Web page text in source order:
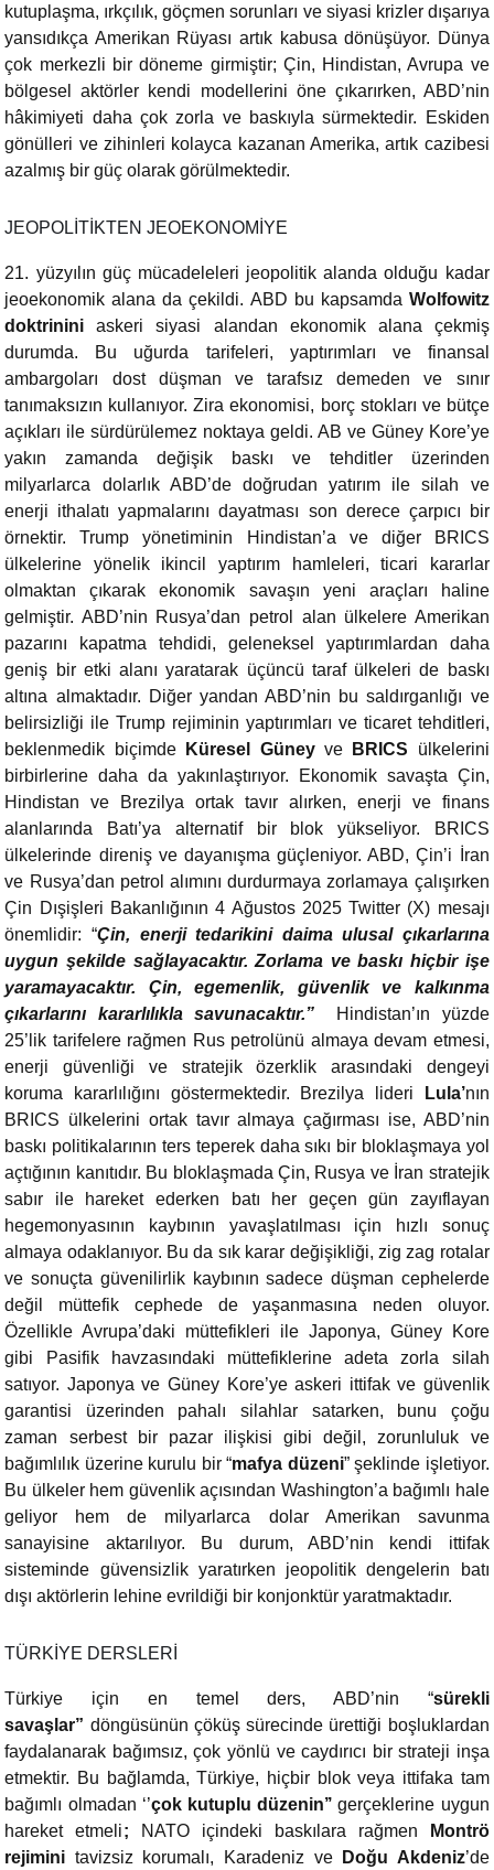
kutuplaşma, ırkçılık, göçmen sorunları ve siyasi krizler dışarıya
yansıdıkça Amerikan Rüyası artık kabusa dönüşüyor. Dünya
çok merkezli bir döneme girmiştir; Çin, Hindistan, Avrupa ve
bölgesel aktörler kendi modellerini öne çıkarırken, ABD’nin
hâkimiyeti daha çok zorla ve baskıyla sürmektedir. Eskiden
gönülleri ve zihinleri kolayca kazanan Amerika, artık cazibesi
azalmış bir güç olarak görülmektedir.
JEOPOLİTİKTEN JEOEKONOMİYE
21. yüzyılın güç mücadeleleri jeopolitik alanda olduğu kadar
jeoekonomik alana da çekildi. ABD bu kapsamda Wolfowitz
doktrinini askeri siyasi alandan ekonomik alana çekmiş
durumda. Bu uğurda tarifeleri, yaptırımları ve finansal
ambargoları dost düşman ve tarafsız demeden ve sınır
tanımaksızın kullanıyor. Zira ekonomisi, borç stokları ve bütçe
açıkları ile sürdürülemez noktaya geldi. AB ve Güney Kore’ye
yakın zamanda değişik baskı ve tehditler üzerinden
milyarlarca dolarlık ABD’de doğrudan yatırım ile silah ve
enerji ithalatı yapmalarını dayatması son derece çarpıcı bir
örnektir. Trump yönetiminin Hindistan’a ve diğer BRICS
ülkelerine yönelik ikincil yaptırım hamleleri, ticari kararlar
olmaktan çıkarak ekonomik savaşın yeni araçları haline
gelmiştir. ABD’nin Rusya’dan petrol alan ülkelere Amerikan
pazarını kapatma tehdidi, geleneksel yaptırımlardan daha
geniş bir etki alanı yaratarak üçüncü taraf ülkeleri de baskı
altına almaktadır. Diğer yandan ABD’nin bu saldırganlığı ve
belirsizliği ile Trump rejiminin yaptırımları ve ticaret tehditleri,
beklenmedik biçimde
Küresel Güneyve BRICS ülkelerini
birbirlerine daha da yakınlaştırıyor. Ekonomik savaşta Çin,
Hindistan ve Brezilya ortak tavır alırken, enerji ve finans
alanlarında Batı’ya alternatif bir blok yükseliyor. BRICS
ülkelerinde direniş ve dayanışma güçleniyor. ABD, Çin’i İran
ve Rusya’dan petrol alımını durdurmaya zorlamaya çalışırken
Çin Dışişleri Bakanlığının 4 Ağustos 2025 Twitter (X) mesajı
önemlidir: “Çin, enerji tedarikini daima ulusal çıkarlarına
uygun şekilde sağlayacaktır. Zorlama ve baskı hiçbir işe
yaramayacaktır. Çin, egemenlik, güvenlik ve kalkınma
çıkarlarını kararlılıkla savunacaktır.”Hindistan’ın yüzde
25’lik tarifelere rağmen Rus petrolünü almaya devam etmesi,
enerji güvenliği ve stratejik özerklik arasındaki dengeyi
koruma kararlılığını göstermektedir. Brezilya lideri
Lula’nın
BRICS ülkelerini ortak tavır almaya çağırması ise, ABD’nin
baskı politikalarının ters teperek daha sıkı bir bloklaşmaya yol
açtığının kanıtıdır. Bu bloklaşmada Çin, Rusya ve İran stratejik
sabır ile hareket ederken batı her geçen gün zayıflayan
hegemonyasının kaybının yavaşlatılması için hızlı sonuç
almaya odaklanıyor. Bu da sık karar değişikliği, zig zag rotalar
ve sonuçta güvenilirlik kaybının sadece düşman cephelerde
değil müttefik cephede de yaşanmasına neden oluyor.
Özellikle Avrupa’daki müttefikleri ile Japonya, Güney Kore
gibi Pasifik havzasındaki müttefiklerine adeta zorla silah
satıyor. Japonya ve Güney Kore’ye askeri ittifak ve güvenlik
garantisi üzerinden pahalı silahlar satarken, bunu çoğu
zaman serbest bir pazar ilişkisi gibi değil, zorunluluk ve
bağımlılık üzerine kurulu bir “mafya düzeni” şeklinde işletiyor.
Bu ülkeler hem güvenlik açısından Washington’a bağımlı hale
geliyor hem de milyarlarca dolar Amerikan savunma
sanayisine aktarılıyor. Bu durum, ABD’nin kendi ittifak
sisteminde güvensizlik yaratırken jeopolitik dengelerin batı
dışı aktörlerin lehine evrildiği bir konjonktür yaratmaktadır.
TÜRKİYE DERSLERİ
Türkiye için en temel ders, ABD’nin “sürekli
savaşlar” döngüsünün çöküş sürecinde ürettiği boşluklardan
faydalanarak bağımsız, çok yönlü ve caydırıcı bir strateji inşa
etmektir. Bu bağlamda, Türkiye, hiçbir blok veya ittifaka tam
bağımlı olmadan ‘’çok kutuplu düzenin’’gerçeklerine uygun
hareket etmeli; NATO içindeki baskılara rağmen
Montrö
rejimini tavizsiz korumalı, Karadeniz ve Doğu Akdeniz’de